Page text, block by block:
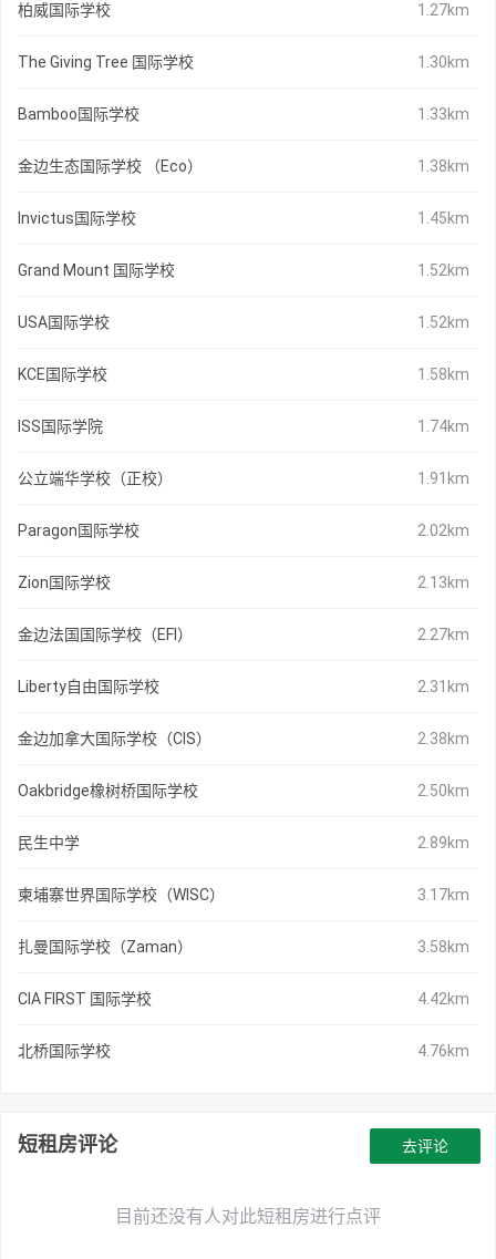
柏威国际学校 1.27km
The Giving Tree 国际学校 1.30km
Bamboo国际学校 1.33km
金边生态国际学校 （Eco） 1.38km
Invictus国际学校 1.45km
Grand Mount 国际学校 1.52km
USA国际学校 1.52km
KCE国际学校 1.58km
ISS国际学院 1.74km
公立端华学校（正校） 1.91km
Paragon国际学校 2.02km
Zion国际学校 2.13km
金边法国国际学校（EFI） 2.27km
Liberty自由国际学校 2.31km
金边加拿大国际学校（CIS） 2.38km
Oakbridge橡树桥国际学校 2.50km
民生中学 2.89km
柬埔寨世界国际学校（WISC） 3.17km
扎曼国际学校（Zaman） 3.58km
CIA FIRST 国际学校 4.42km
北桥国际学校 4.76km
短租房评论
目前还没有人对此短租房进行点评
去评论